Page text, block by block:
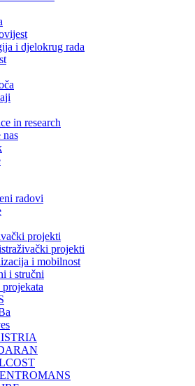
i djelokrug rada
in research
radovi
projekti
projekti
i mobilnost
i stručni
projekata